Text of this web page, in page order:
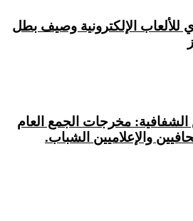
للألعاب الإلكترونية وصيف بطل
الشفافية: مخرجات الجمع العام
والإعلاميين الشباب.